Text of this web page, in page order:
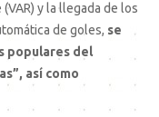
y la llegada de los
de goles, se
populares del
así como